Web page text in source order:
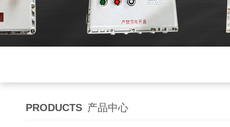
PRODUCTS 产品中心